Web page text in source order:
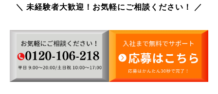
＼ 未経験者大歓迎！お気軽にご相談ください！ ／